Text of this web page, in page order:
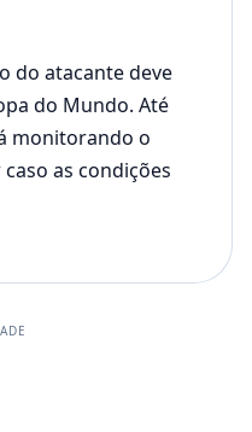
do atacante deve
do Mundo. Até
monitorando o
as condições